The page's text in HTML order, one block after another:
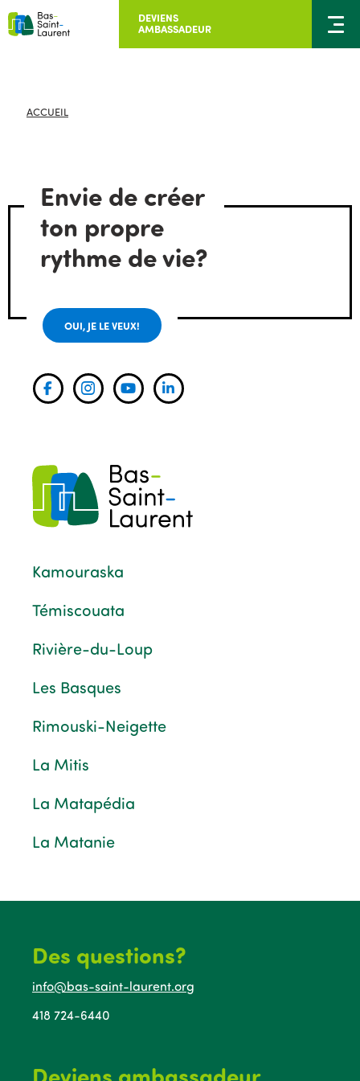
DEVIENS
AMBASSADEUR
ACCUEIL
Envie de créer
ton propre
rythme de vie?
OUI, JE LE VEUX!
Kamouraska
Témiscouata
Rivière-du-Loup
Les Basques
Rimouski-Neigette
La Mitis
La Matapédia
La Matanie
Des questions?
info@bas-saint-laurent.org
418 724-6440